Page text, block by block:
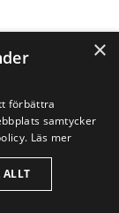
×
förbättra
samtycker
Läs mer
ALLT